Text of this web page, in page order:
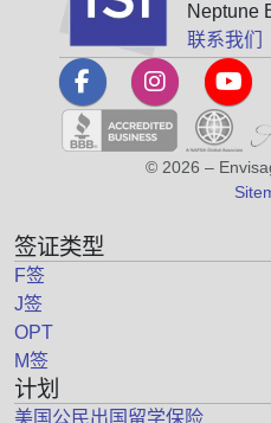
Neptune
联系我们
© 2026 –
签证类型
F签
J签
OPT
M签
计划
美国公民出国留学保险